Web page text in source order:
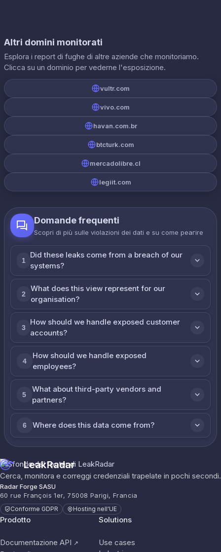
Altri domini monitorati
Esplora i report di fughe di altre aziende che monitoriamo.
Clicca su un dominio per vederne l'esposizione.
vultr.com
vivo.com
havan.com.br
btcturk.com
mercadolibre.cl
legiit.com
Domande frequenti
Scopri di più sulle violazioni dei dati e su come реагire
1
Did these leaks come from a breach of our
systems?
2
What does this view represent for our
organisation?
3
How should we handle exposed customer
accounts?
4
How should we handle exposed
employees?
5
What about third-party vendors and
partners?
6 Where does this data come from?
LeakRadar
Cerca, monitora e correggi credenziali trapelate in pochi secondi.
Radar Forge SASU
60 rue François 1er, 75008 Parigi, Francia
Conforme GDPR Hosting nell'UE
Prodotto
Documentazione API ↗
Solutions
Use cases